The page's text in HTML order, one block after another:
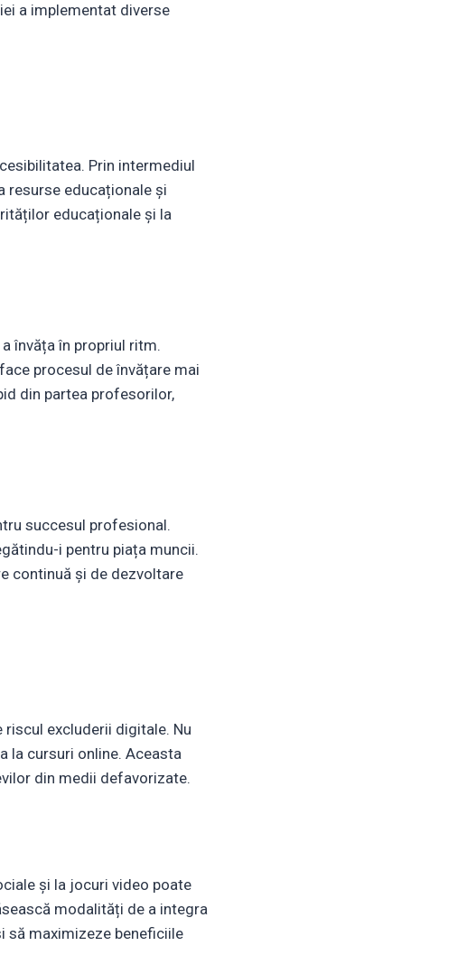
a implementat diverse
Prin intermediul
resurse educaționale și
educaționale și la
învăța în propriul ritm.
procesul de învățare mai
din partea profesorilor,
succesul profesional.
i pentru piața muncii.
continuă și de dezvoltare
excluderii digitale. Nu
la cursuri online. Aceasta
din medii defavorizate.
și la jocuri video poate
modalități de a integra
să maximizeze beneficiile